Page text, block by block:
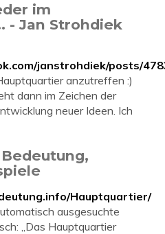
im
- Jan Strohdiek
janstrohdiek/posts/
anzutreffen :)
dann im Zeichen der
neuer Ideen. Ich
Hauptquartier/
ausgesuchte
„Das Hauptquartier